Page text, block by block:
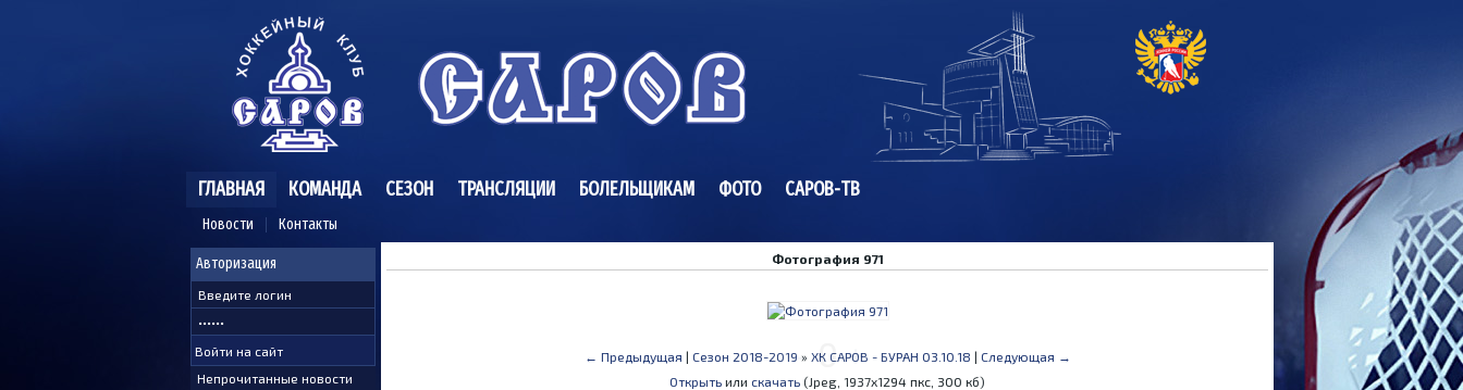
ГЛАВНАЯ
Новости Контакты
КОМАНДА СЕЗОН ТРАНСЛЯЦИИ БОЛЕЛЬЩИКАМ ФОТО САРОВ-ТВ
Авторизация
Непрочитанные новости
Фотография 971
- 0+
← Предыдущая | Сезон 2018-2019 » ХК САРОВ - БУРАН 03.10.18 | Следующая →
Открыть или скачать (Jpeg, 1937x1294 пкс, 300 кб)